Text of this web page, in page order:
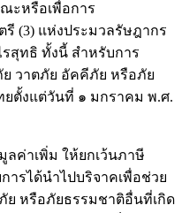
ะหรือเพื่อการ
(3) แห่งประมวลรัษฎากร
รสุทธิ ทั้งนี้ สำหรับการ
วาตภัย อัคคีภัย หรือภัย
ยตั้งแต่วันที่ ๑ มกราคม พ.ศ.
ลค่าเพิ่ม ให้ยกเว้นภาษี
รได้นำไปบริจาคเพื่อช่วย
ย หรือภัยธรรมชาติอื่นที่เกิด